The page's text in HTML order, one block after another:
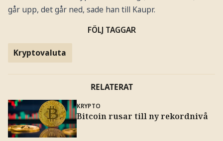
går upp, det går ned, sade han till Kaupr.
FÖLJ TAGGAR
Kryptovaluta
RELATERAT
KRYPTO
Bitcoin rusar till ny rekordnivå